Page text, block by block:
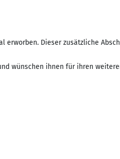
Dieser zusätzliche
wünschen ihnen für ihren